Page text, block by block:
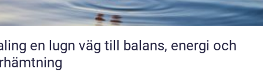
balans, energi och